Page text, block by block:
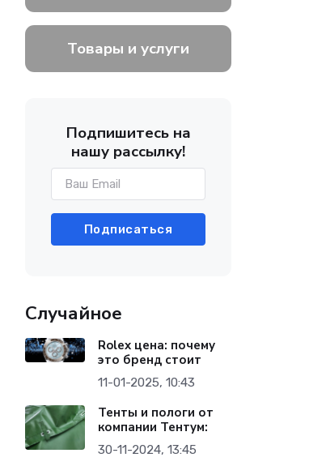
Товары и услуги
Подпишитесь на
нашу рассылку!
Подписаться
Случайное
Rolex цена: почему
это бренд стоит
11-01-2025, 10:43
Тенты и пологи от
компании Тентум:
30-11-2024, 13:45